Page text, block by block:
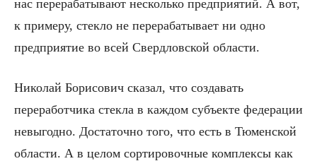
нас перерабатывают несколько предприятий. А вот,
к примеру, стекло не перерабатывает ни одно
предприятие во всей Свердловской области.
Николай Борисович сказал, что создавать
переработчика стекла в каждом субъекте федерации
невыгодно. Достаточно того, что есть в Тюменской
области. А в целом сортировочные комплексы как